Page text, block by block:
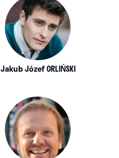
Jakub Józef ORLIŃSKI